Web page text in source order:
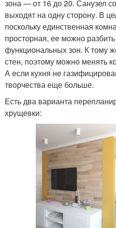
зона — от 16 до 20. Санузел
выходят на одну сторону. В
поскольку единственная
просторная, ее можно
функциональных зон. К тому
стен, поэтому можно менять
А если кухня не
творчества еще больше.
Есть два варианта
хрущевки: